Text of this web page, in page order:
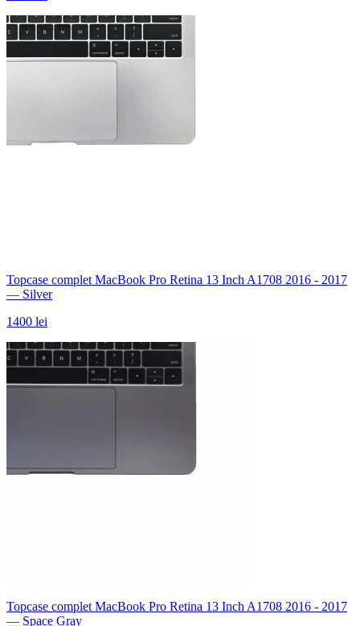
Topcase complet MacBook Pro Retina 13 Inch A1708 2016 - 2017
— Silver
1400 lei
Topcase complet MacBook Pro Retina 13 Inch A1708 2016 - 2017
— Space Gray